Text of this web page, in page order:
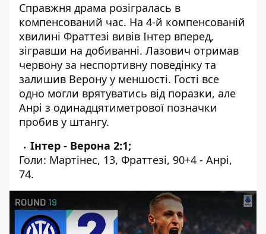
Справжня драма розігралась в
компенсований час. На 4-й компенсованій
хвилині Фраттезі вивів Інтер вперед,
зігравши на добиванні. Лазович отримав
червону за неспортивну поведінку та
залишив Верону у меншості. Гості все
одно могли врятуватись від поразки, але
Анрі з одинадцятиметрової позначки
пробив у штангу.
Інтер - Верона 2:1;
Голи: Мартінес, 13, Фраттезі, 90+4 - Анрі,
74.